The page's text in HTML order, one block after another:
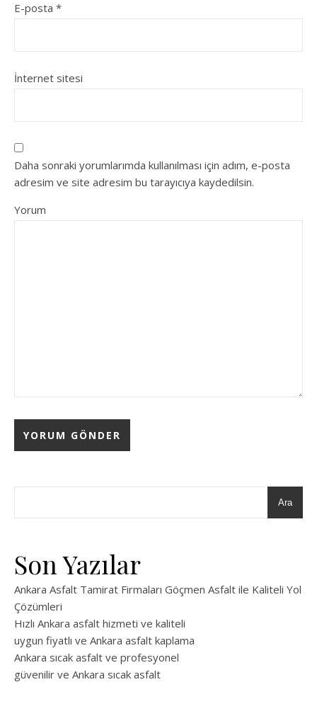
E-posta *
İnternet sitesi
Daha sonraki yorumlarımda kullanılması için adım, e-posta
adresim ve site adresim bu tarayıcıya kaydedilsin.
Yorum
Ara
Son Yazılar
Ankara Asfalt Tamirat Firmaları Göçmen Asfalt ile Kaliteli Yol
Çözümleri
Hızlı Ankara asfalt hizmeti ve kaliteli
uygun fiyatlı ve Ankara asfalt kaplama
Ankara sıcak asfalt ve profesyonel
güvenilir ve Ankara sıcak asfalt